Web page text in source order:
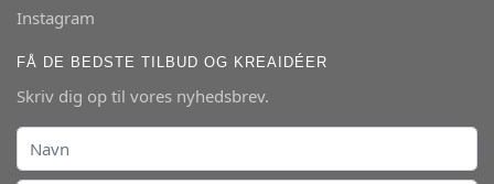
Instagram
FÅ DE BEDSTE TILBUD OG KREAIDÉER
Skriv dig op til vores nyhedsbrev.